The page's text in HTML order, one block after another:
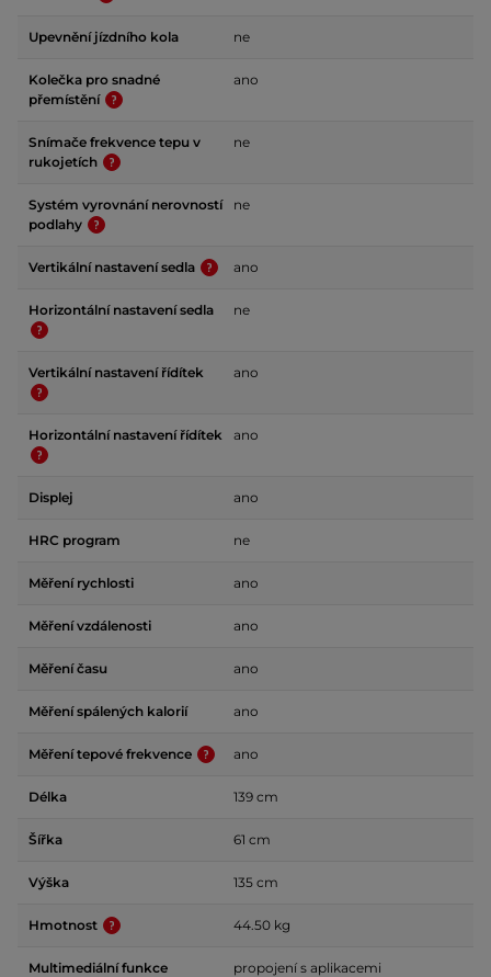
Upevnění jízdního kola ne
Kolečka pro snadné
přemístění
ano
Snímače frekvence tepu v
rukojetích
ne
Systém vyrovnání nerovností
podlahy
ne
Vertikální nastavení sedla ano
Horizontální nastavení sedla ne
Vertikální nastavení řídítek ano
Horizontální nastavení řídítek ano
Displej ano
HRC program ne
Měření rychlosti ano
Měření vzdálenosti ano
Měření času ano
Měření spálených kalorií ano
Měření tepové frekvence ano
Délka 139 cm
Šířka 61 cm
Výška 135 cm
Hmotnost 44.50 kg
Multimediální funkce propojení s aplikacemi